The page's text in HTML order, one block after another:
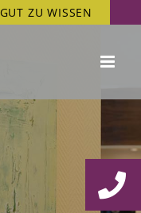
GUT ZU WISSEN